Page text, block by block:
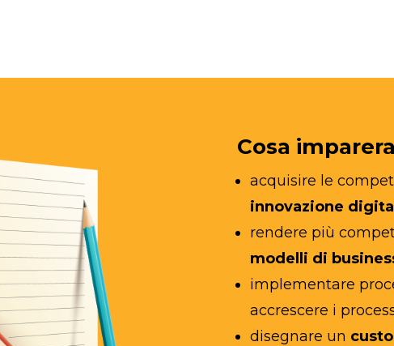
Cosa
acquisire le
innovazione
rendere più
modelli di
implementare
accrescere i
disegnare un